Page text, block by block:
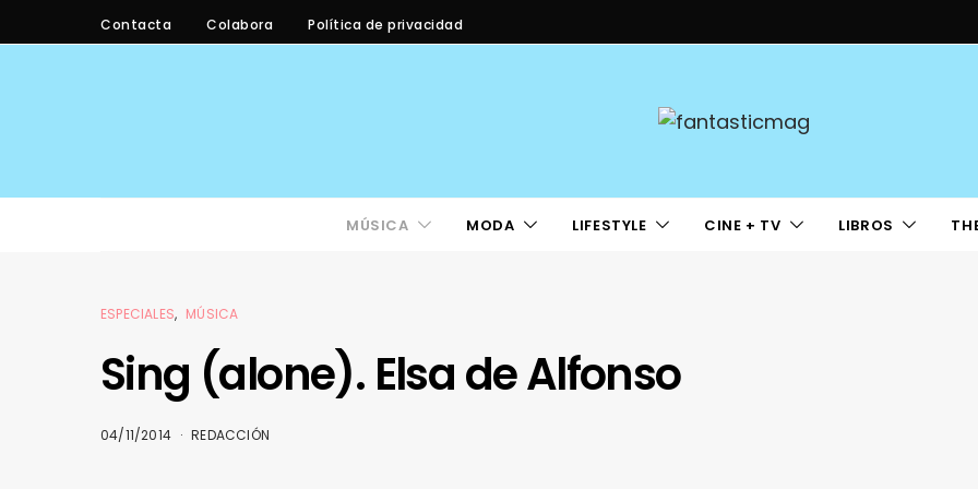
Contacta Colabora Política de privacidad
MÚSICA MODA LIFESTYLE CINE + TV LIBROS
ESPECIALES MÚSICA
Sing (alone). Elsa de Alfonso
04/11/2014 REDACCIÓN